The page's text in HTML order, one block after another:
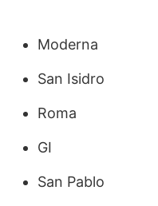
Moderna
San Isidro
Roma
GI
San Pablo